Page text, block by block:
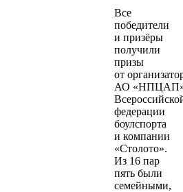
Все
победители
и призёры
получили
призы
от
АО
федерации
боулспорта
и компании
«Столото».
Из 16 пар
пять были
семейными,